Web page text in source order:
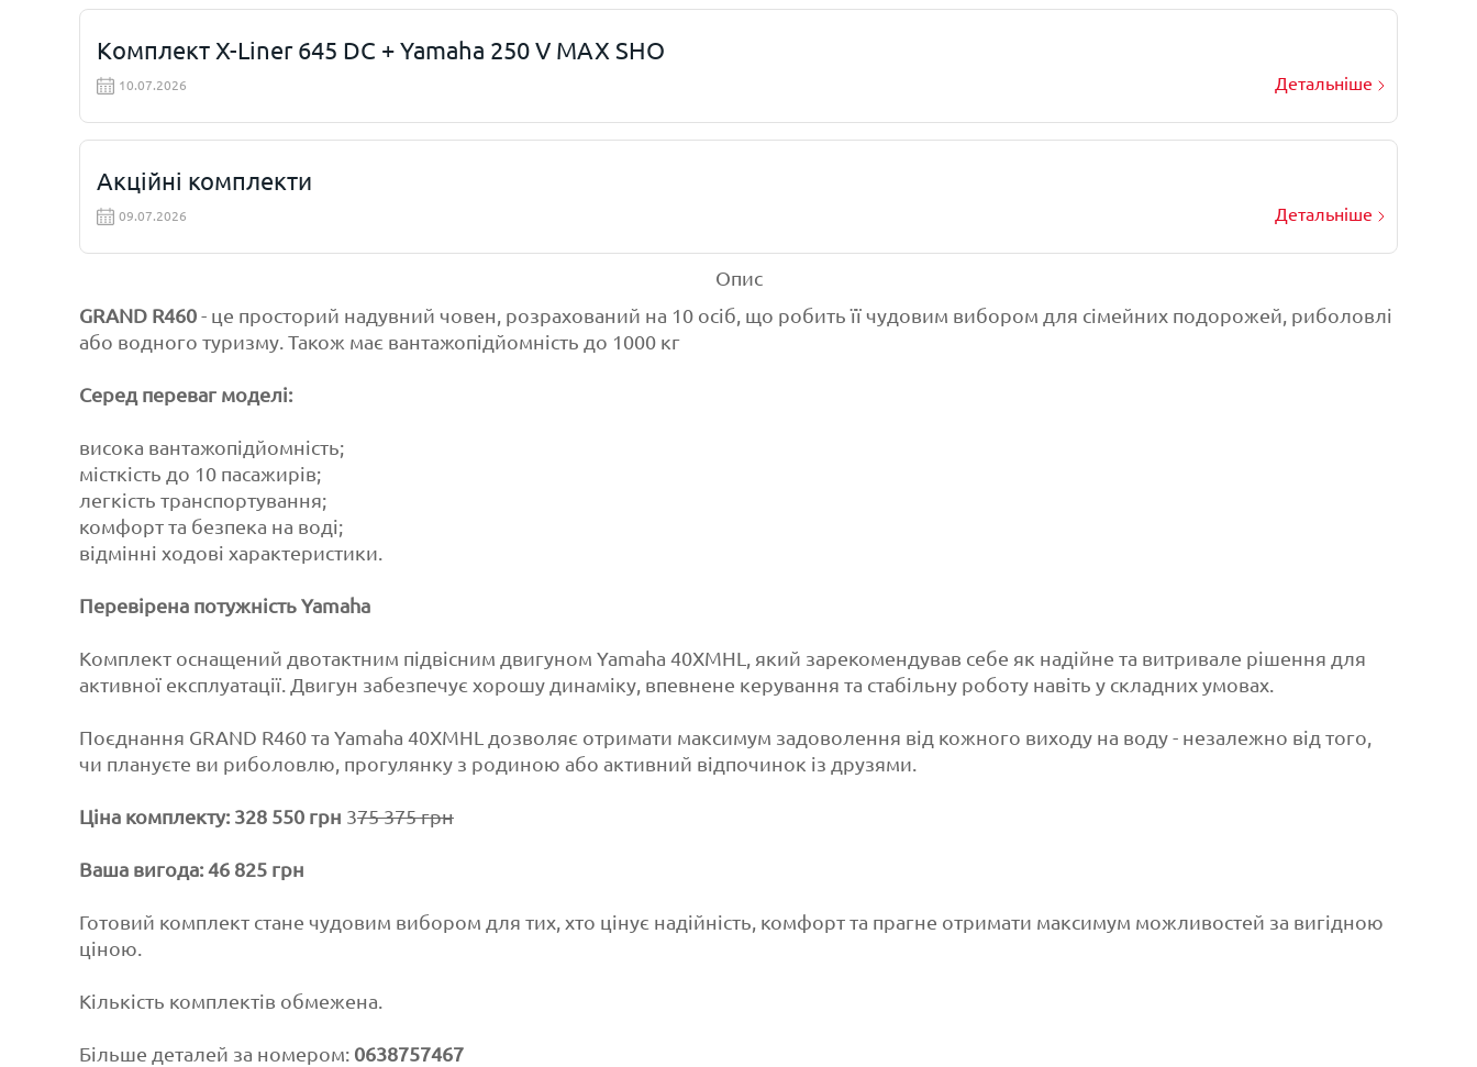
Комплект X-Liner 645 DC + Yamaha 250 V MAX SHO
10.07.2026 Детальніше
Акційні комплекти
09.07.2026 Детальніше
Опис
GRAND R460 - це просторий надувний човен, розрахований на 10 осіб, що робить її чудовим вибором для сімейних подорожей, риболовлі
або водного туризму. Також має вантажопідйомність до 1000 кг
Серед переваг моделі:
висока вантажопідйомність;
місткість до 10 пасажирів;
легкість транспортування;
комфорт та безпека на воді;
відмінні ходові характеристики.
Перевірена потужність Yamaha
Комплект оснащений двотактним підвісним двигуном Yamaha 40XMHL, який зарекомендував себе як надійне та витривале рішення для
активної експлуатації. Двигун забезпечує хорошу динаміку, впевнене керування та стабільну роботу навіть у складних умовах.
Поєднання GRAND R460 та Yamaha 40XMHL дозволяє отримати максимум задоволення від кожного виходу на воду - незалежно від того,
чи плануєте ви риболовлю, прогулянку з родиною або активний відпочинок із друзями.
Ціна комплекту: 328 550 грн 375 375 грн
Ваша вигода: 46 825 грн
Готовий комплект стане чудовим вибором для тих, хто цінує надійність, комфорт та прагне отримати максимум можливостей за вигідною
ціною.
Кількість комплектів обмежена.
Більше деталей за номером: 0638757467